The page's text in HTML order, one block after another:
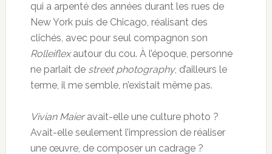
qui a arpenté des années durant les rues de
New York puis de Chicago, réalisant des
clichés, avec pour seul compagnon son
Rolleiflexautour du cou. À l’époque, personne
ne parlait de street photography, d’ailleurs le
terme, il me semble, n’existait même pas.
Vivian Maieravait-elle une culture photo ?
Avait-elle seulement l’impression de réaliser
une œuvre, de composer un cadrage ?